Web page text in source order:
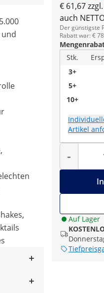
€ 61,67
auch
Der günstigste
Rabatt war: €
Stk.
3+
5+
10+
Artikel
-
Auf Lager